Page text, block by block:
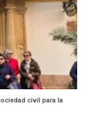
civil para la